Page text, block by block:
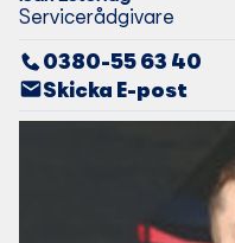
Servicerådgivare
0380-55 63 40
Skicka E-post